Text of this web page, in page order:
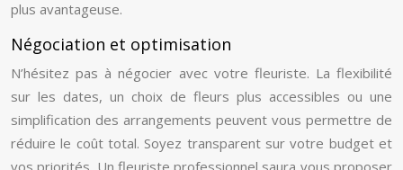
plus avantageuse.
Négociation et optimisation
N’hésitez pas à négocier avec votre fleuriste. La flexibilité
sur les dates, un choix de fleurs plus accessibles ou une
simplification des arrangements peuvent vous permettre de
réduire le coût total. Soyez transparent sur votre budget et
vos priorités. Un fleuriste professionnel saura vous proposer